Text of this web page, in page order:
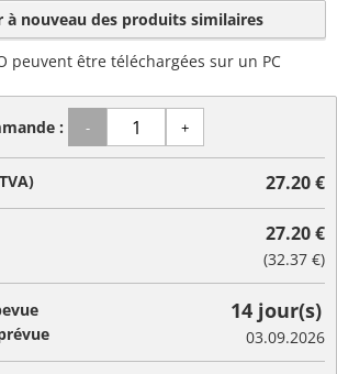
à nouveau des produits similaires
peuvent être téléchargées sur un PC
: - +
27.20 €
27.20 €
(32.37 €)
14 jour(s)
03.09.2026